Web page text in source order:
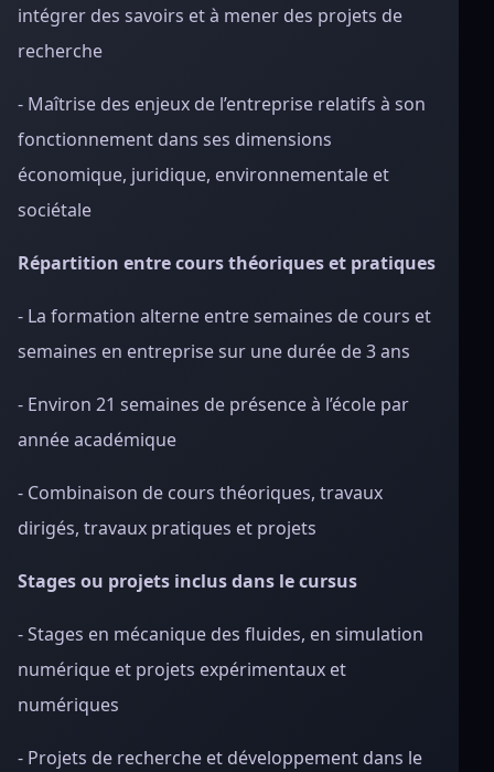
intégrer des savoirs et à mener des projets de
recherche
- Maîtrise des enjeux de l’entreprise relatifs à son
fonctionnement dans ses dimensions
économique, juridique, environnementale et
sociétale
Répartition entre cours théoriques et pratiques
- La formation alterne entre semaines de cours et
semaines en entreprise sur une durée de 3 ans
- Environ 21 semaines de présence à l’école par
année académique
- Combinaison de cours théoriques, travaux
dirigés, travaux pratiques et projets
Stages ou projets inclus dans le cursus
- Stages en mécanique des fluides, en simulation
numérique et projets expérimentaux et
numériques
- Projets de recherche et développement dans le